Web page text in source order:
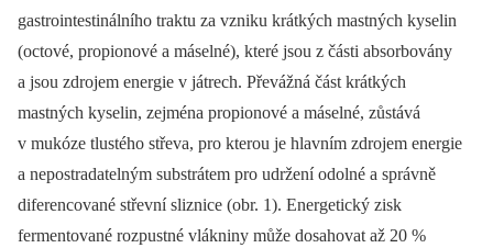
gastrointestinálního traktu za vzniku krátkých mastných kyselin
(octové, propionové a máselné), které jsou z části absorbovány
a jsou zdrojem energie v játrech. Převážná část krátkých
mastných kyselin, zejména propionové a máselné, zůstává
v mukóze tlustého střeva, pro kterou je hlavním zdrojem energie
a nepostradatelným substrátem pro udržení odolné a správně
diferencované střevní sliznice (obr. 1). Energetický zisk
fermentované rozpustné vlákniny může dosahovat až 20 %